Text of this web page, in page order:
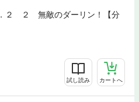
２ ２ 無敵のダーリン！【分
試し読み カートへ